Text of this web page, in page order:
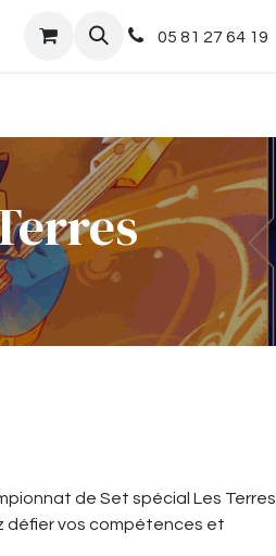
05 81 27 64 19
de Set spécial Les Terres
défier vos compétences et